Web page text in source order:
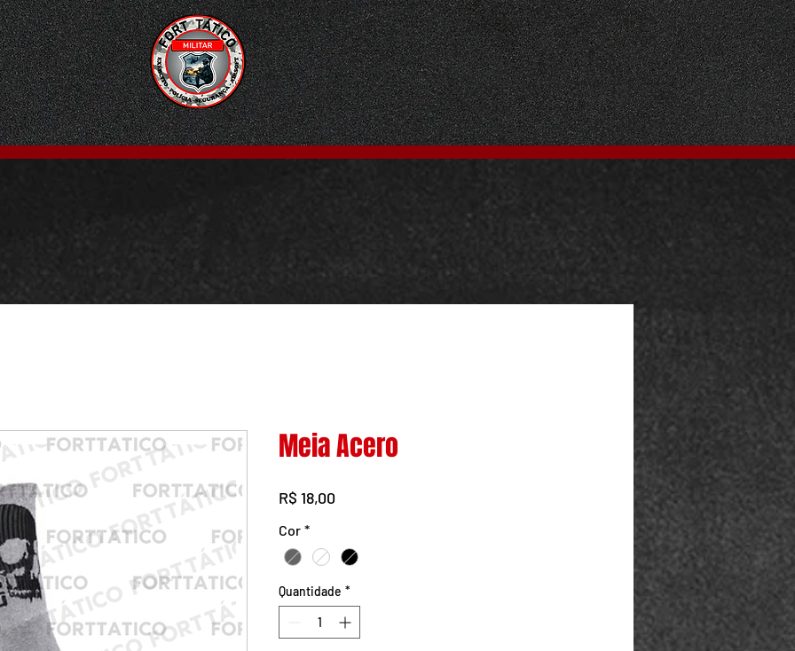
Meia Acero
R$ 18,00
Cor *
Quantidade *